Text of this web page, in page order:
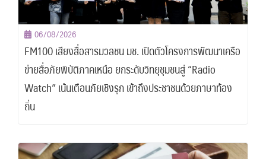
06/08/2026
FM100 เสียงสื่อสารมวลชน มช. เปิดตัวโครงการพัฒนาเครือ
ข่ายสื่อภัยพิบัติภาคเหนือ ยกระดับวิทยุชุมชนสู่ “Radio
Watch” เน้นเตือนภัยเชิงรุก เข้าถึงประชาชนด้วยภาษาท้อง
ถิ่น